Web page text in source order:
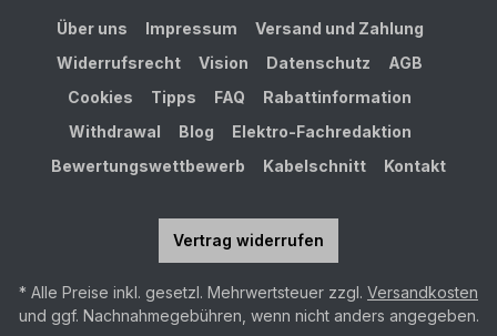
Über uns Impressum
Versand und Zahlung
Widerrufsrecht
Vision Datenschutz
AGB
Cookies
Tipps FAQ
Rabattinformation
Withdrawal
Blog
Elektro-Fachredaktion
Bewertungswettbewerb
Kabelschnitt Kontakt
Vertrag widerrufen
* Alle Preise inkl. gesetzl. Mehrwertsteuer zzgl. Versandkosten
und ggf. Nachnahmegebühren, wenn nicht anders angegeben.